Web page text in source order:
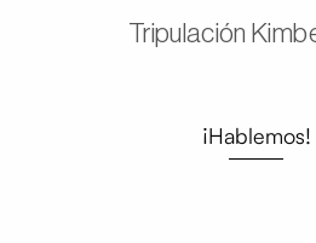
Tripulación
¡Hablemos!